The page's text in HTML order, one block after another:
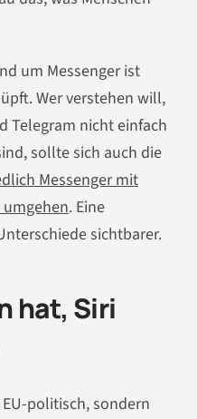
um Messenger ist
Wer verstehen will,
Telegram nicht einfach
sollte sich auch die
Messenger mit
. Eine
sichtbarer.
hat, Siri
politisch, sondern